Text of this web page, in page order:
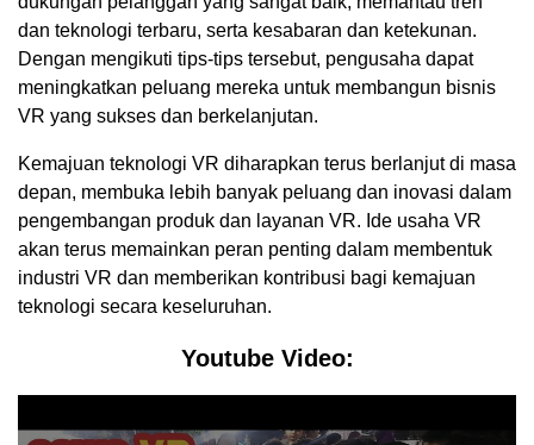
dan teknologi terbaru, serta kesabaran dan ketekunan.
Dengan mengikuti tips-tips tersebut, pengusaha dapat
meningkatkan peluang mereka untuk membangun bisnis
VR yang sukses dan berkelanjutan.
Kemajuan teknologi VR diharapkan terus berlanjut di masa
depan, membuka lebih banyak peluang dan inovasi dalam
pengembangan produk dan layanan VR. Ide usaha VR
akan terus memainkan peran penting dalam membentuk
industri VR dan memberikan kontribusi bagi kemajuan
teknologi secara keseluruhan.
Youtube Video: